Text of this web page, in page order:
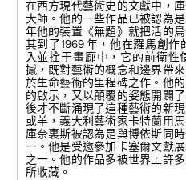
在西方現代藝術史的文獻中，
大師。他的一些作品已被認為
年他的裝置《無題》就把活的
其到了1969 年，他在羅馬創作
入並拴于畫廊中，它的前衛性
撼，既對藝術的概念和邊界帶
於生命藝術的里程碑之作。他
的啟示，又以顛覆的姿態開闢
後才不斷涌現了這種藝術的新
或羊，義大利藝術家卡特蘭用
庫奈裏斯被認為是與博依斯同
一。他是受邀參加卡塞爾文獻
之一。他的作品多被世界上許
所收藏。